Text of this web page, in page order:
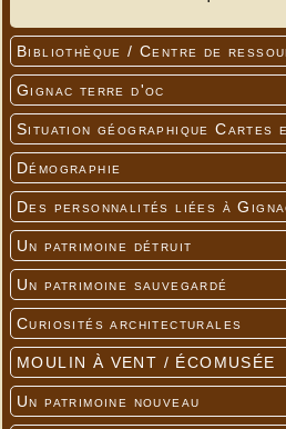
Bibliothèque / Centre de
Gignac terre d'oc
Situation géographique Cartes
Démographie
Des personnalités liées à
Un patrimoine détruit
Un patrimoine sauvegardé
Curiosités architecturales
MOULIN À VENT / ÉCOMUSÉE
Un patrimoine nouveau